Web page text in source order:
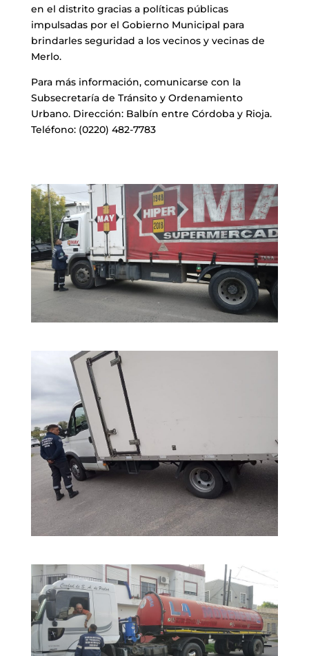
en el distrito gracias a políticas públicas
impulsadas por el Gobierno Municipal para
brindarles seguridad a los vecinos y vecinas de
Merlo.
Para más información, comunicarse con la
Subsecretaría de Tránsito y Ordenamiento
Urbano. Dirección: Balbín entre Córdoba y Rioja.
Teléfono: (0220) 482-7783